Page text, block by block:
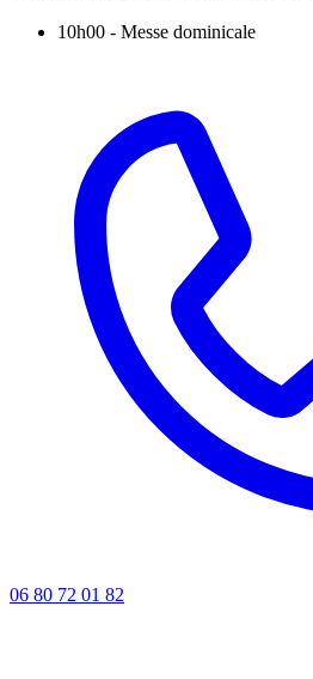
10h00 - Messe dominicale
06 80 72 01 82